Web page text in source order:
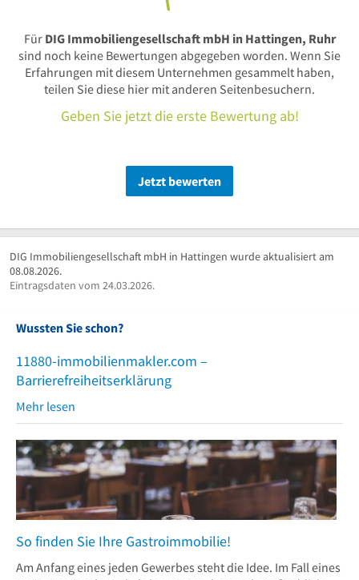
Für DIG Immobiliengesellschaft mbH in Hattingen, Ruhr
sind noch keine Bewertungen abgegeben worden. Wenn Sie
Erfahrungen mit diesem Unternehmen gesammelt haben,
teilen Sie diese hier mit anderen Seitenbesuchern.
Geben Sie jetzt die erste Bewertung ab!
Jetzt bewerten
DIG Immobiliengesellschaft mbH in Hattingen wurde aktualisiert am
08.08.2026.
Eintragsdaten vom 24.03.2026.
Wussten Sie schon?
11880-immobilienmakler.com –
Barrierefreiheitserklärung
Mehr lesen
So finden Sie Ihre Gastroimmobilie!
Am Anfang eines jeden Gewerbes steht die Idee. Im Fall eines